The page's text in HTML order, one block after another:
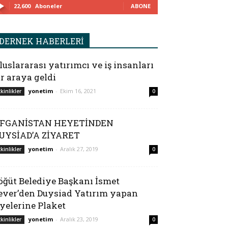
22,600 Aboneler ABONE
HABERLERİ
yatırımcı ve iş insanları
araya geldi
yonetim - Ekim 16, 2021 0
HEYETİNDEN
ZİYARET
yonetim - Aralık 27, 2019 0
Belediye Başkanı İsmet
Duysiad Yatırım yapan
Plaket
yonetim - Aralık 23, 2019 0